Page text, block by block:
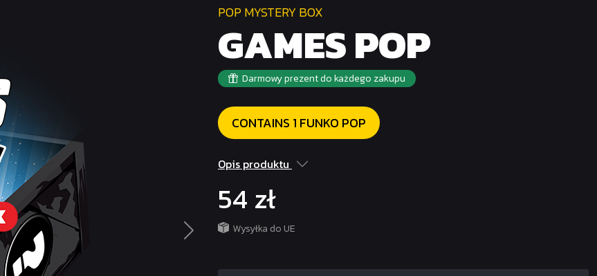
Next
POP MYSTERY BOX
GAMES POP
Darmowy prezent do każdego zakupu
CONTAINS 1 FUNKO POP
Opis produktu
54 zł
Wysyłka do UE